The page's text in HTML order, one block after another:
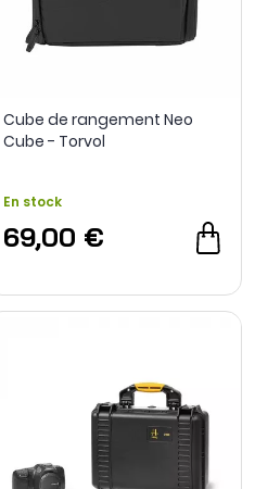
Cube de rangement Neo
Cube - Torvol
En stock
69,00 €